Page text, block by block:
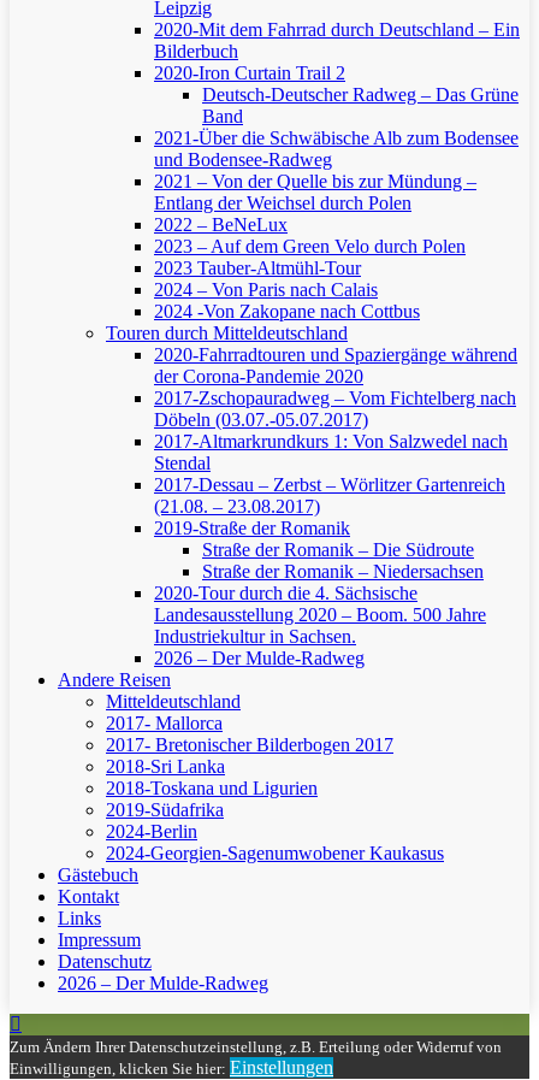
Leipzig
2020-Mit dem Fahrrad durch Deutschland – Ein
Bilderbuch
2020-Iron Curtain Trail 2
Deutsch-Deutscher Radweg – Das Grüne
Band
2021-Über die Schwäbische Alb zum Bodensee
und Bodensee-Radweg
2021 – Von der Quelle bis zur Mündung –
Entlang der Weichsel durch Polen
2022 – BeNeLux
2023 – Auf dem Green Velo durch Polen
2023 Tauber-Altmühl-Tour
2024 – Von Paris nach Calais
2024 -Von Zakopane nach Cottbus
Touren durch Mitteldeutschland
2020-Fahrradtouren und Spaziergänge während
der Corona-Pandemie 2020
2017-Zschopauradweg – Vom Fichtelberg nach
Döbeln (03.07.-05.07.2017)
2017-Altmarkrundkurs 1: Von Salzwedel nach
Stendal
2017-Dessau – Zerbst – Wörlitzer Gartenreich
(21.08. – 23.08.2017)
2019-Straße der Romanik
Straße der Romanik – Die Südroute
Straße der Romanik – Niedersachsen
2020-Tour durch die 4. Sächsische
Landesausstellung 2020 – Boom. 500 Jahre
Industriekultur in Sachsen.
2026 – Der Mulde-Radweg
Andere Reisen
Mitteldeutschland
2017- Mallorca
2017- Bretonischer Bilderbogen 2017
2018-Sri Lanka
2018-Toskana und Ligurien
2019-Südafrika
2024-Berlin
2024-Georgien-Sagenumwobener Kaukasus
Gästebuch
Kontakt
Links
Impressum
Datenschutz
2026 – Der Mulde-Radweg
Zum Ändern Ihrer Datenschutzeinstellung, z.B. Erteilung oder Widerruf von
Einwilligungen, klicken Sie hier: Einstellungen